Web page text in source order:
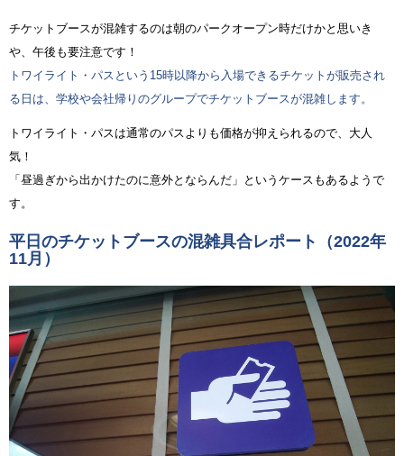
チケットブースが混雑するのは朝のパークオープン時だけかと思いき
や、午後も要注意です！
トワイライト・パスという15時以降から入場できるチケットが販売され
る日は、学校や会社帰りのグループでチケットブースが混雑します。
トワイライト・パスは通常のパスよりも価格が抑えられるので、大人
気！
「昼過ぎから出かけたのに意外とならんだ」というケースもあるようで
す。
平日のチケットブースの混雑具合レポート（2022年
11月）